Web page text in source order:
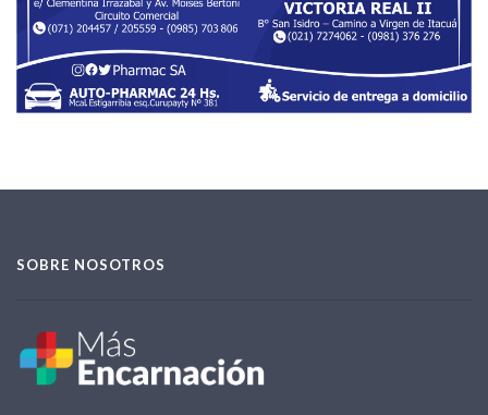
SOBRE NOSOTROS